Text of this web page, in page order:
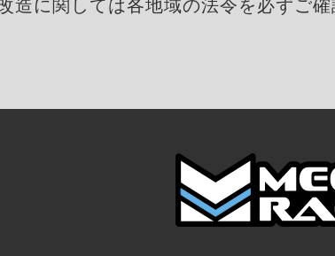
造に関しては各地域の法令を必ずご確